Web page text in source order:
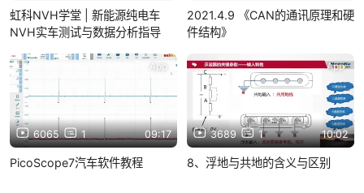
虹科NVH学堂 | 新能源纯电车
NVH实车测试与数据分析指导
2021.4.9 《CAN的通讯原理和硬
件结构》
6065 1 09:17
App
PicoScope7汽车软件教程
3689 1 10:02
App
8、浮地与共地的含义与区别